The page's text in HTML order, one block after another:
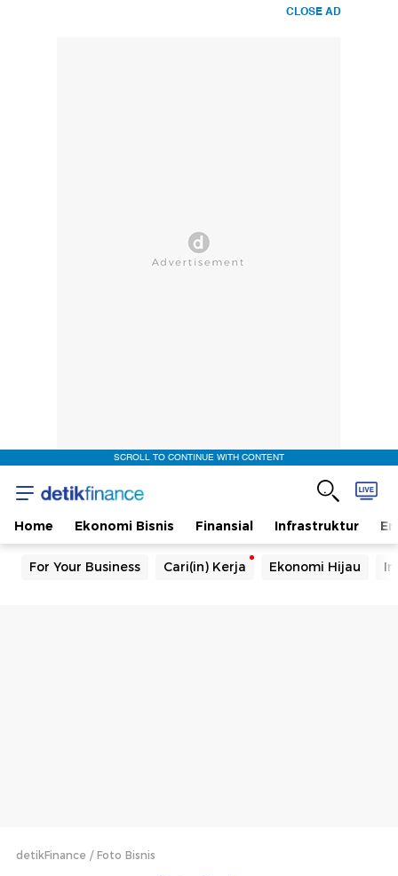
CLOSE AD
SCROLL TO CONTINUE WITH CONTENT
Home Ekonomi Bisnis Finansial Infrastruktur
For Your Business Cari(in) Kerja Ekonomi Hijau
detikFinance Foto Bisnis